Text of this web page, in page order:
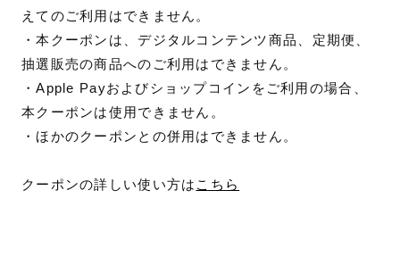
えてのご利用はできません。
・本クーポンは、デジタルコンテンツ商品、定期便、
抽選販売の商品へのご利用はできません。
・Apple Payおよびショップコインをご利用の場合、
本クーポンは使用できません。
・ほかのクーポンとの併用はできません。
クーポンの詳しい使い方は こちら